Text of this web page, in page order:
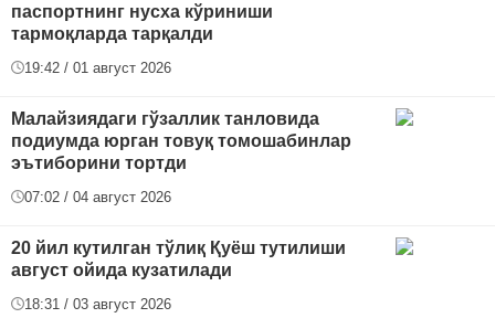
паспортнинг нусха кўриниши
тармоқларда тарқалди
19:42 / 01 август 2026
Малайзиядаги гўзаллик танловида
подиумда юрган товуқ томошабинлар
эътиборини тортди
07:02 / 04 август 2026
20 йил кутилган тўлиқ Қуёш тутилиши
август ойида кузатилади
18:31 / 03 август 2026